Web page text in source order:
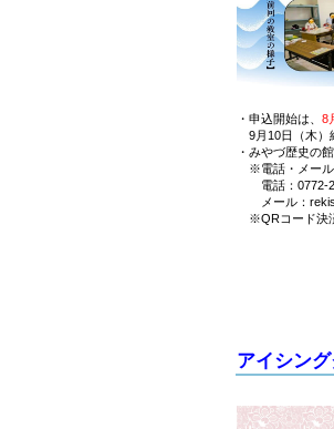
・申込開始は、 8
9月10日（木）
・みやづ歴史の
※電話・メール
電話：0772-
メール：
※QRコード決
アイシン